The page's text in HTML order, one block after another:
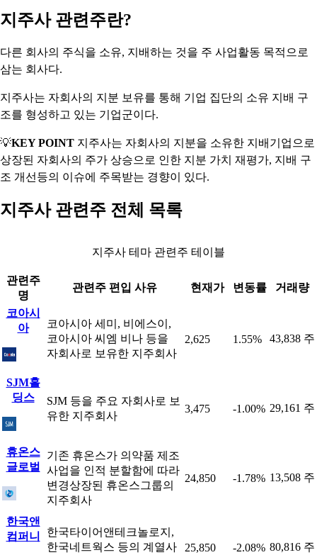
지주사 관련주란?
다른 회사의 주식을 소유, 지배하는 것을 주 사업활동 목적으로
삼는 회사다.
지주사는 자회사의 지분 보유를 통해 기업 집단의 소유 지배 구
조를 형성하고 있는 기업군이다.
💡KEY POINT 지주사는 자회사의 지분을 소유한 지배기업으로
상장된 자회사의 주가 상승으로 인한 지분 가치 재평가, 지배 구
조 개선등의 이슈에 주목받는 경향이 있다.
지주사 관련주 전체 목록
지주사 테마 관련주 테이블
관련주
명
관련주 편입 사유 현재가 변동률 거래량
코아시
아
코아시아 세미, 비에스이,
코아시아 씨엠 비나 등을
자회사로 보유한 지주회사
2,625 1.55% 43,838 주
SJM홀
딩스
SJM 등을 주요 자회사로 보
유한 지주회사
3,475 -1.00% 29,161 주
휴온스
글로벌
기존 휴온스가 의약품 제조
사업을 인적 분할함에 따라
변경상장된 휴온스그룹의
지주회사
24,850 -1.78% 13,508 주
한국앤
컴퍼니
한국타이어앤테크놀로지,
한국네트웍스 등의 계열사
25,850 -2.08% 80,816 주